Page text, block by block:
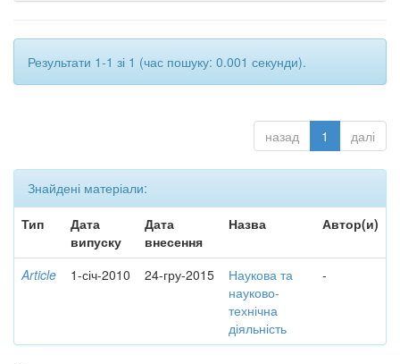
Результати 1-1 зі 1 (час пошуку: 0.001 секунди).
назад 1 далі
Знайдені матеріали:
Тип
Дата
випуску
Дата
внесення
Назва Автор(и)
Article 1-січ-2010 24-гру-2015
Наукова та
науково-
технічна
діяльність
-